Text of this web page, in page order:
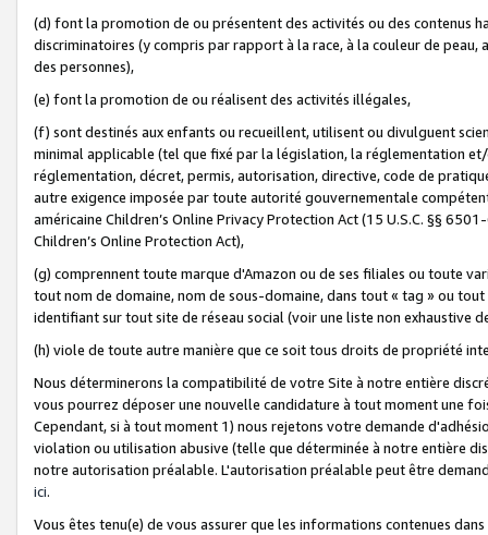
(d) font la promotion de ou présentent des activités ou des contenus
discriminatoires (y compris par rapport à la race, à la couleur de
des personnes),
(e) font la promotion de ou réalisent des activités illégales,
(f) sont destinés aux enfants ou recueillent, utilisent ou divulguent
minimal applicable (tel que fixé par la législation, la réglementation
réglementation, décret, permis, autorisation, directive, code de
autre exigence imposée par toute autorité gouvernementale
américaine Children’s Online Privacy Protection Act (15 U.S.C. §§
Children’s Online Protection Act),
(g) comprennent toute marque d'Amazon ou de ses filiales ou toute
tout nom de domaine, nom de sous-domaine, dans tout « tag » ou
identifiant sur tout site de réseau social (voir une liste non exhaustive
(h) viole de toute autre manière que ce soit tous droits de propriété
Nous déterminerons la compatibilité de votre Site à notre entière
vous pourrez déposer une nouvelle candidature à tout moment une
Cependant, si à tout moment 1) nous rejetons votre demande
violation ou utilisation abusive (telle que déterminée à notre entière
notre autorisation préalable. L'autorisation préalable peut être
ici.
Vous êtes tenu(e) de vous assurer que les informations contenues